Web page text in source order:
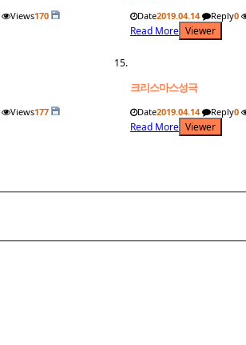
Views170 Date2019.04.14 Reply0
Read More Viewer
Views177
크리스마스성극
Date2019.04.14 Reply0
Read More Viewer